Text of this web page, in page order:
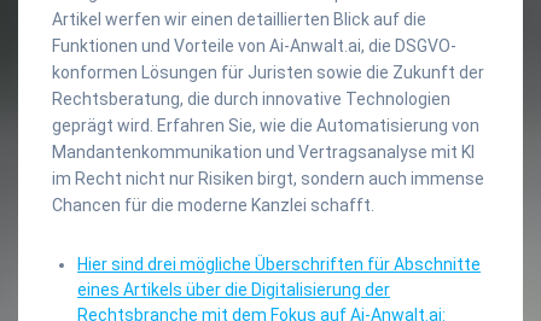
Artikel werfen wir einen detaillierten Blick auf die
Funktionen und Vorteile von Ai-Anwalt.ai, die DSGVO-
konformen Lösungen für Juristen sowie die Zukunft der
Rechtsberatung, die durch innovative Technologien
geprägt wird. Erfahren Sie, wie die Automatisierung von
Mandantenkommunikation und Vertragsanalyse mit KI
im Recht nicht nur Risiken birgt, sondern auch immense
Chancen für die moderne Kanzlei schafft.
Hier sind drei mögliche Überschriften für Abschnitte
eines Artikels über die Digitalisierung der
Rechtsbranche mit dem Fokus auf Ai-Anwalt.ai: